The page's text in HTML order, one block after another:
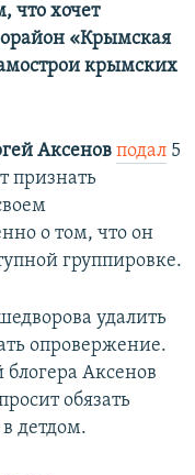
что хочет
«Крымская
крымских
Аксенов подал 5
признать
о том, что он
группировке.
удалить
опровержение.
Аксенов
обязать
детдом.